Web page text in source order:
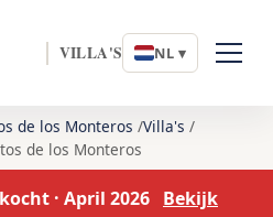
VILLA'S NL ▾
de los Monteros Villa's
de los Monteros
· April 2026 Bekijk